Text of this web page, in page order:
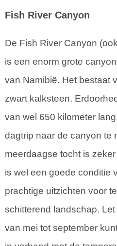
Fish River Canyon
De Fish River Canyon
is een enorm grote
van Namibië. Het bestaat
zwart kalksteen.
van wel 650 kilometer
dagtrip naar de canyon te
meerdaagse tocht is
is wel een goede conditie
prachtige uitzichten voor
schitterend landschap.
van mei tot september